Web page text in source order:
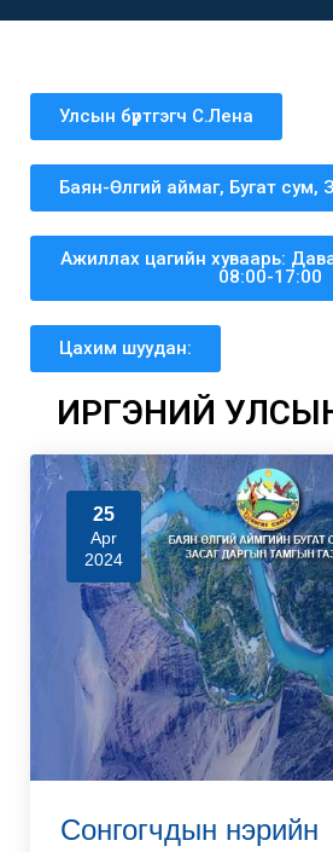
Улсын бүртгэгч С.Лена
Баян-Өлгий аймаг, Бугат сум,
Ажиллах цагийн хуваарь:
08:00-17:00
Цахим шуудан:
ИРГЭНИЙ
25
Apr
2024
Сонгогчдын нэрийн